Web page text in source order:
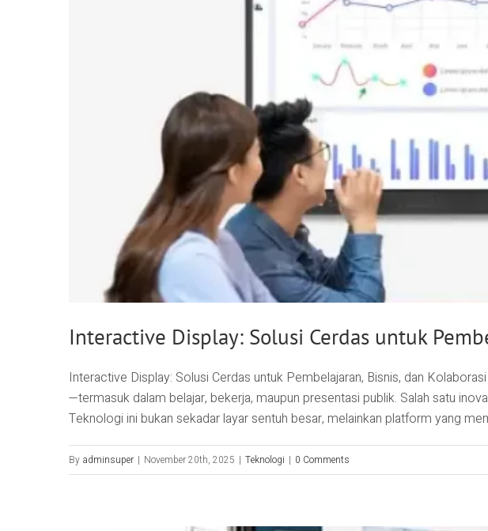
Interactive Display: Solusi Cerdas untuk
Interactive Display: Solusi Cerdas untuk Pembelajaran, Bisnis, dan
—termasuk dalam belajar, bekerja, maupun presentasi publik. Salah satu
Teknologi ini bukan sekadar layar sentuh besar, melainkan platform yang
By adminsuper | November 20th, 2025 | Teknologi | 0 Comments